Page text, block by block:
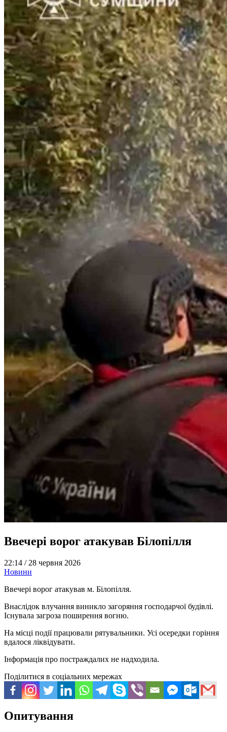
Ввечері ворог атакував Білопілля
22:14 / 28 червня 2026
Новини
Ввечері ворог атакував м. Білопілля.
Внаслідок влучання виникло загоряння господарчої будівлі.
Існувала загроза поширення вогню.
На місці події працювали рятувальники. Усі осередки горіння
вдалося ліквідувати.
Інформація про постраждалих не надходила.
Поділитися в соціальних мережах
Опитування